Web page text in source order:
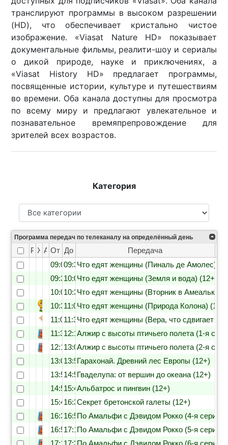
транслируют программы в высоком разрешении
(HD), что обеспечивает кристально чистое
изображение. «Viasat Nature HD» показывает
документальные фильмы, реалити-шоу и сериалы
о дикой природе, науке и приключениях, а
«Viasat History HD» предлагает программы,
посвященные истории, культуре и путешествиям
во времени. Оба канала доступны для просмотра
по всему миру и предлагают увлекательное и
познавательное времяпрепровождение для
зрителей всех возрастов.
Категория
Программа передач по телеканалу на определённый день
Рейтинг
Жанр
Анонс
От До
Передача
09:0509:35Что едят женщины (Пиналь де Амолес)
09:3510:05Что едят женщины (Земля и вода) (12+)
10:0510:30Что едят женщины (Вторник в Амеалько)
10:3011:00Что едят женщины (Природа Колона) (12+)
11:0011:30Что едят женщины (Вера, что сдвигает
11:3012:10Алжир с высоты птичьего полета (1-я
12:1013:05Алжир с высоты птичьего полета (2-я
13:0513:55Гарахонай. Древний лес Европы (12+)
13:5514:50Гваделупа: от вершин до океана (12+)
14:5015:40Альбатрос и пингвин (12+)
15:4016:30Секрет бретонской галеты (12+)
16:3016:55По Амальфи с Дэвидом Рокко (4-я серия)
16:5517:15По Амальфи с Дэвидом Рокко (5-я серия)
17:1517:35По Амальфи с Дэвидом Рокко (6-я серия)